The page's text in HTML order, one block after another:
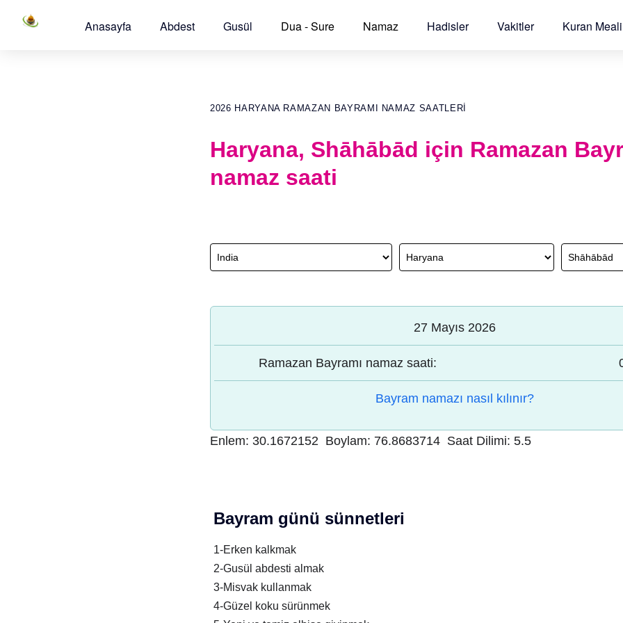
Anasayfa Abdest Gusül Dua - Sure Namaz Hadisler Vakitler Kuran Meali
2026 HARYANA RAMAZAN BAYRAMI NAMAZ SAATLERI
Haryana, Shāhābād için Ramazan
namaz saati
27 Mayıs 2026
Ramazan Bayramı namaz saati:
Bayram namazı nasıl kılınır?
Enlem: 30.1672152 Boylam: 76.8683714 Saat Dilimi: 5.5
Bayram günü sünnetleri
1-Erken kalkmak
2-Gusül abdesti almak
3-Misvak kullanmak
4-Güzel koku sürünmek